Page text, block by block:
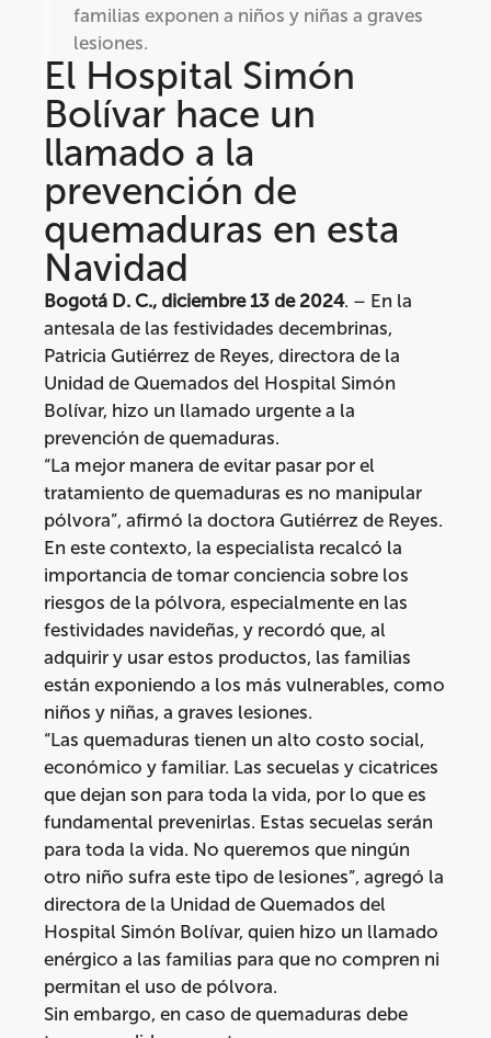
familias exponen a niños y niñas a graves
lesiones.
El Hospital Simón
Bolívar hace un
llamado a la
prevención de
quemaduras en esta
Navidad
Bogotá D. C., diciembre 13 de 2024. – En la
antesala de las festividades decembrinas,
Patricia Gutiérrez de Reyes, directora de la
Unidad de Quemados del Hospital Simón
Bolívar, hizo un llamado urgente a la
prevención de quemaduras.
“La mejor manera de evitar pasar por el
tratamiento de quemaduras es no manipular
pólvora”, afirmó la doctora Gutiérrez de Reyes.
En este contexto, la especialista recalcó la
importancia de tomar conciencia sobre los
riesgos de la pólvora, especialmente en las
festividades navideñas, y recordó que, al
adquirir y usar estos productos, las familias
están exponiendo a los más vulnerables, como
niños y niñas, a graves lesiones.
“Las quemaduras tienen un alto costo social,
económico y familiar. Las secuelas y cicatrices
que dejan son para toda la vida, por lo que es
fundamental prevenirlas. Estas secuelas serán
para toda la vida. No queremos que ningún
otro niño sufra este tipo de lesiones”, agregó la
directora de la Unidad de Quemados del
Hospital Simón Bolívar, quien hizo un llamado
enérgico a las familias para que no compren ni
permitan el uso de pólvora.
Sin embargo, en caso de quemaduras debe